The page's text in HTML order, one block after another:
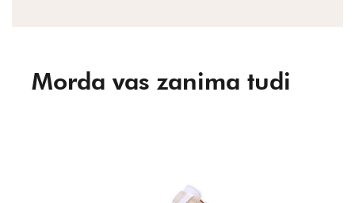
Morda vas zanima tudi